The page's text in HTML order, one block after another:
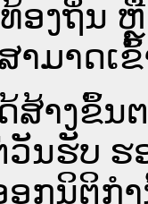
ອງຖິ່ນ
ມາດເຂົ້
ສ້າງຂຶ້ນ
ນຮັບ ຮ
ອກນິຕິ